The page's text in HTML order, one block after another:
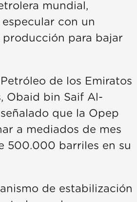
mundial,
con un
producción para bajar
de los Emiratos
Obaid bin Saif Al-
que la Opep
a mediados de mes
500.000 barriles en su
de estabilización